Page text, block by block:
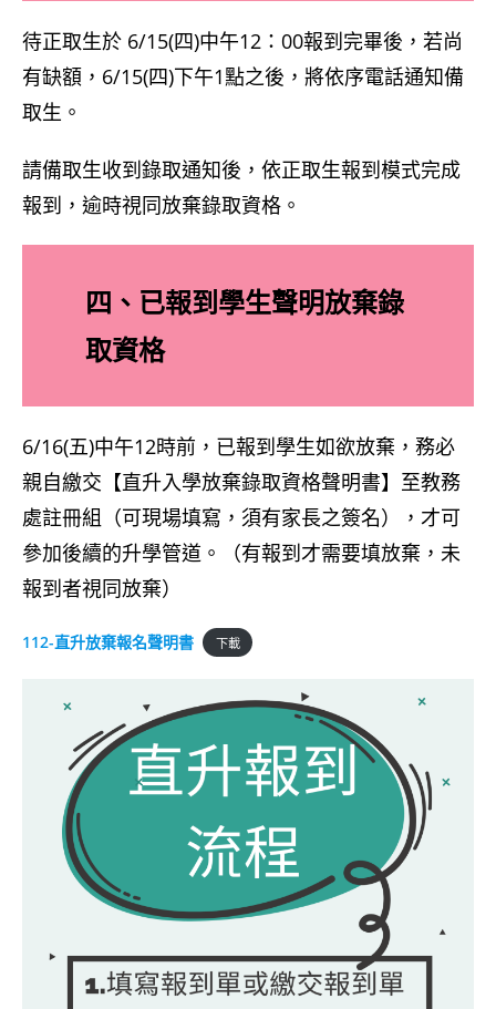
待正取生於 6/15(四)中午12：00報到完畢後，若尚
有缺額，6/15(四)下午1點之後，將依序電話通知備
取生。
請備取生收到錄取通知後，依正取生報到模式完成
報到，逾時視同放棄錄取資格。
四、已報到學生聲明放棄錄
取資格
6/16(五)中午12時前，已報到學生如欲放棄，務必
親自繳交【直升入學放棄錄取資格聲明書】至教務
處註冊組（可現場填寫，須有家長之簽名），才可
參加後續的升學管道。（有報到才需要填放棄，未
報到者視同放棄）
112-直升放棄報名聲明書 下載